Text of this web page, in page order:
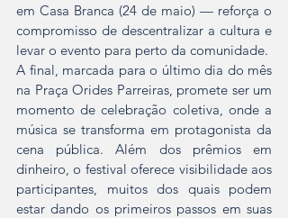
em Casa Branca (24 de maio) — reforça o
compromisso de descentralizar a cultura e
levar o evento para perto da comunidade.
A final, marcada para o último dia do mês
na Praça Orides Parreiras, promete ser um
momento de celebração coletiva, onde a
música se transforma em protagonista da
cena pública. Além dos prêmios em
dinheiro, o festival oferece visibilidade aos
participantes, muitos dos quais podem
estar dando os primeiros passos em suas